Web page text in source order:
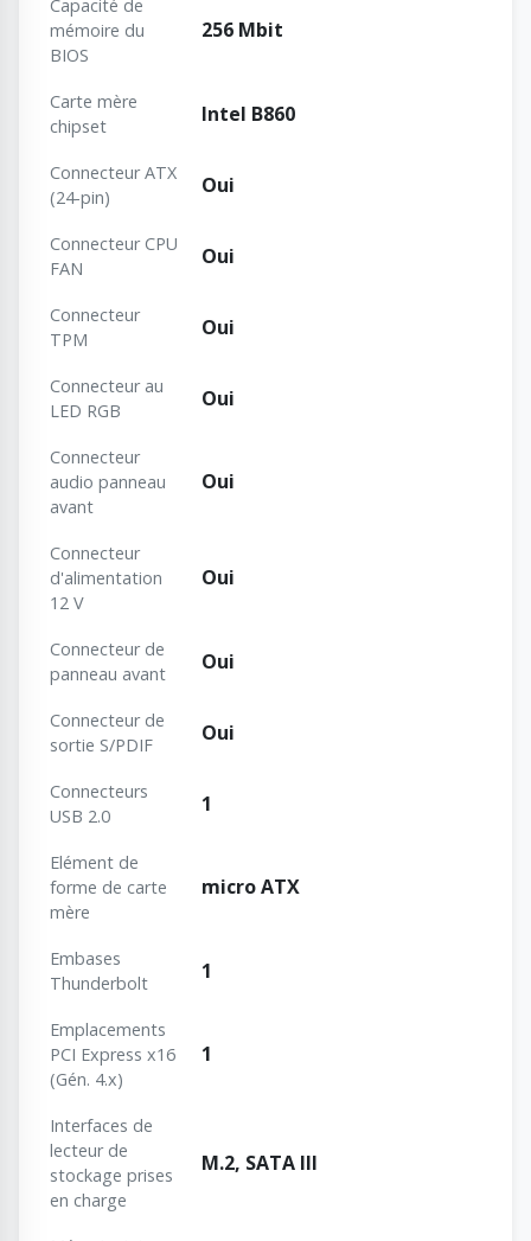
Capacité de
mémoire du
BIOS
256 Mbit
Carte mère
chipset
Intel B860
Connecteur ATX
(24-pin)
Oui
Connecteur CPU
FAN
Oui
Connecteur
TPM
Oui
Connecteur au
LED RGB
Oui
Connecteur
audio panneau
avant
Oui
Connecteur
d'alimentation
12 V
Oui
Connecteur de
panneau avant
Oui
Connecteur de
sortie S/PDIF
Oui
Connecteurs
USB 2.0
1
Elément de
forme de carte
mère
micro ATX
Embases
Thunderbolt
1
Emplacements
PCI Express x16
(Gén. 4.x)
1
Interfaces de
lecteur de
stockage prises
en charge
M.2, SATA III